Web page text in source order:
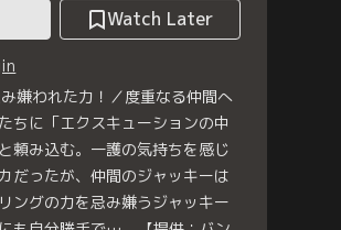
Watch Later
嫌われた力！／度重なる仲間へ
ちに「エクスキューションの中
頼み込む。一護の気持ちを感じ
だったが、仲間のジャッキーは
ングの力を忌み嫌うジャッキー